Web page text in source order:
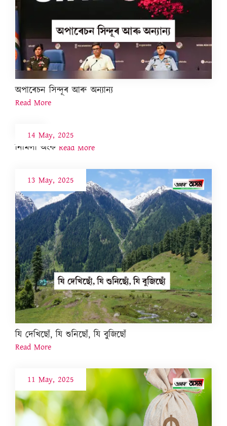
অপাৰেচন সিন্দূৰ আৰু অন্যান্য
Read More
14 May, 2025
নিমিলা অংক Read More
13 May, 2025
যি দেখিছোঁ, যি শুনিছোঁ, যি বুজিছোঁ
Read More
11 May, 2025